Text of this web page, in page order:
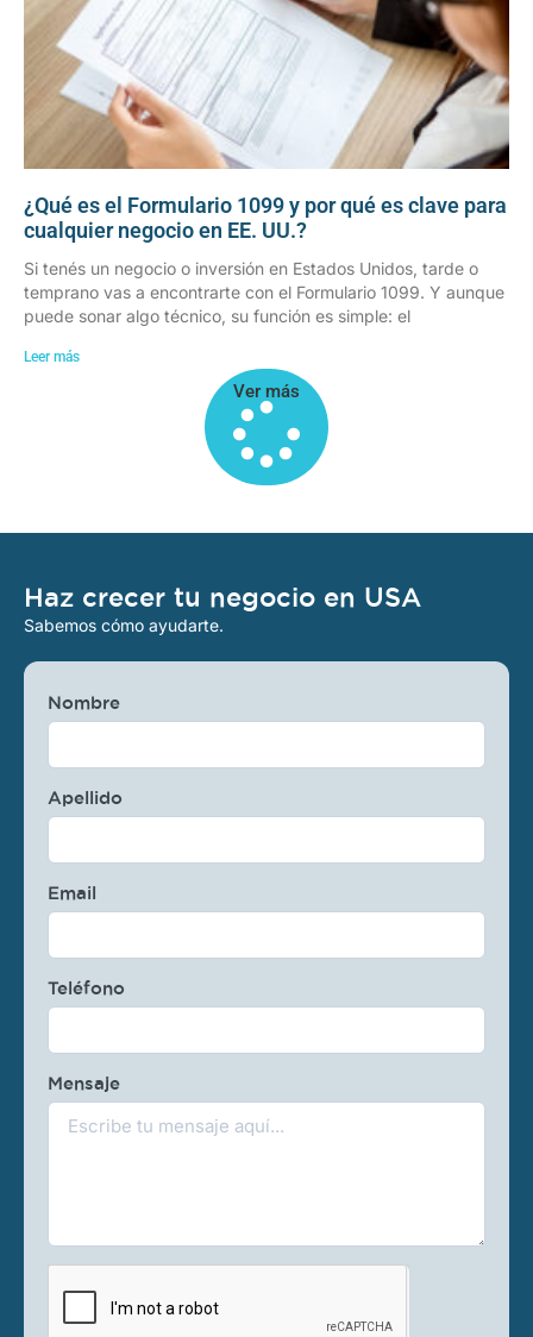
¿Qué es el Formulario 1099 y por qué es clave para
cualquier negocio en EE. UU.?
Si tenés un negocio o inversión en Estados Unidos, tarde o
temprano vas a encontrarte con el Formulario 1099. Y aunque
puede sonar algo técnico, su función es simple: el
Leer más
Ver más
Haz crecer tu negocio en USA
Sabemos cómo ayudarte.
Nombre
Apellido
Email
Teléfono
Mensaje